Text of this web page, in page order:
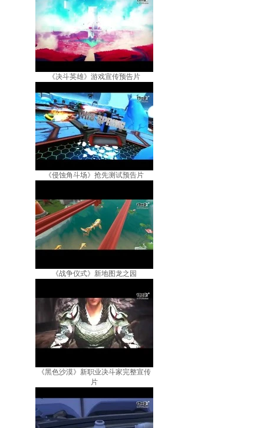
《决斗英雄》游戏宣传预告片
《侵蚀角斗场》抢先测试预告片
《战争仪式》新地图龙之园
《黑色沙漠》新职业决斗家完整宣传
片